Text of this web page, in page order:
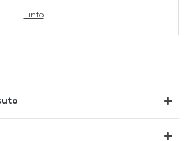
+info